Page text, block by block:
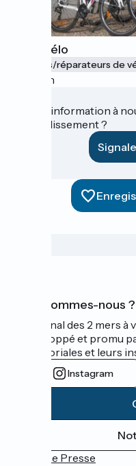
Café Vélo
Loueurs/réparateurs de
Agen
Une information à
établissement ?
Qui sommes-nous ?
Le Canal des 2 mers
développé et promu
territoriales et leurs
Instagram
Espace Presse